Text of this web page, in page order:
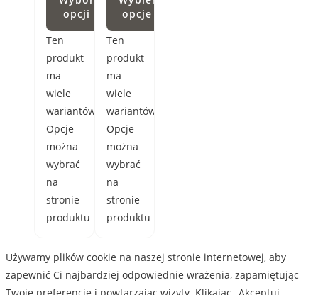
opcji
Ten
produkt
ma
wiele
wariantów.
Opcje
można
wybrać
na
stronie
produktu
opcje
Ten
produkt
ma
wiele
wariantów.
Opcje
można
wybrać
na
stronie
produktu
Używamy plików cookie na naszej stronie internetowej, aby
zapewnić Ci najbardziej odpowiednie wrażenia, zapamiętując